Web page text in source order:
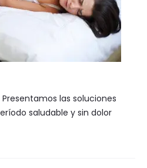
las soluciones
saludable y sin dolor